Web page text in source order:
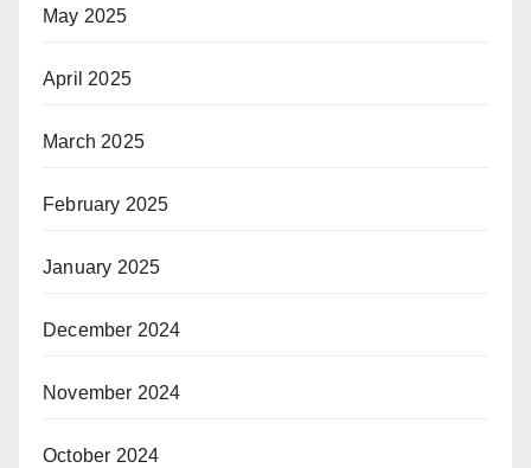
May 2025
April 2025
March 2025
February 2025
January 2025
December 2024
November 2024
October 2024